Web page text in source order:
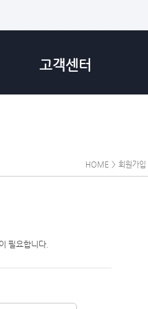
고객센터
HOME > 회원가입
필요합니다.